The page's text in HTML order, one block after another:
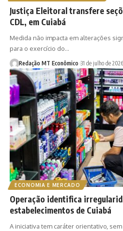
Justiça Eleitoral transfere
CDL, em Cuiabá
Medida não impacta em alterações
para o exercício do…
Redação MT Econômico 31 de julho de 2026
ECONOMIA E MERCADO
Operação identifica
estabelecimentos de Cuiabá
A iniciativa tem caráter orientativo,